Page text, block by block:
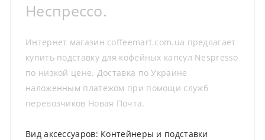
Неспрессо.
Интернет магазин coffeemart.com.ua предлагает
купить подставку для кофейных капсул Nespresso
по низкой цене. Доставка по Украине
наложенным платежом при помощи служб
перевозчиков Новая Почта.
Вид аксессуаров: Контейнеры и подставки